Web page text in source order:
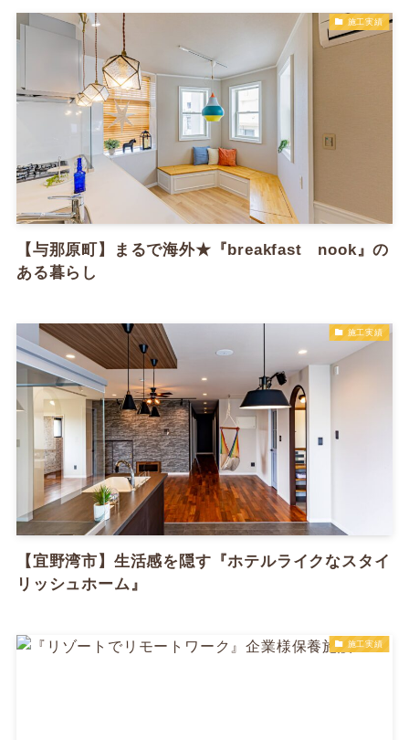
施工実績
【与那原町】まるで海外★『breakfast nook』の
ある暮らし
施工実績
【宜野湾市】生活感を隠す『ホテルライクなスタイ
リッシュホーム』
施工実績